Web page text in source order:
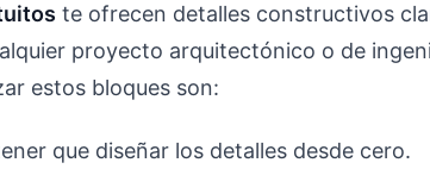
te ofrecen detalles constructivos
proyecto arquitectónico o de
estos bloques son:
que diseñar los detalles desde cero.